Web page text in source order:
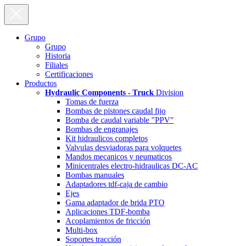
Grupo
Grupo
Historia
Filiales
Certificaciones
Productos
Hydraulic Components - Truck Division
Tomas de fuerza
Bombas de pistones caudal fijo
Bomba de caudal variable "PPV"
Bombas de engranajes
Kit hidraulicos completos
Valvulas desviadoras para volquetes
Mandos mecanicos y neumaticos
Minicentrales electro-hidraulicas DC-AC
Bombas manuales
Adaptadores tdf-caja de cambio
Ejes
Gama adaptador de brida PTO
Aplicaciones TDF-bomba
Acoplamientos de fricción
Multi-box
Soportes tracción